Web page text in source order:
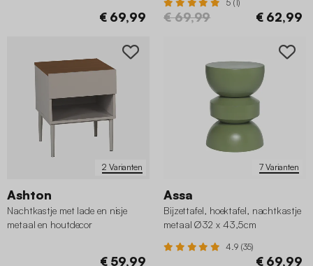
€ 69,99
5 (1)
€ 69,99 € 62,99
2 Varianten
Ashton
Nachtkastje met lade en nisje
metaal en houtdecor
€ 59,99
7 Varianten
Assa
Bijzettafel, hoektafel, nachtkastje
metaal Ø32 x 43,5cm
4.9 (35)
€ 69,99